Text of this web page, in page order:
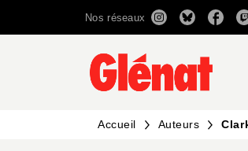
RECHERCHE
Nos réseaux
Accueil Auteurs